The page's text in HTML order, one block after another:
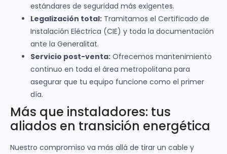
estándares de seguridad más exigentes.
Legalización total: Tramitamos el Certificado de
Instalación Eléctrica (CIE) y toda la documentación
ante la Generalitat.
Servicio post-venta: Ofrecemos mantenimiento
continuo en toda el área metropolitana para
asegurar que tu equipo funcione como el primer
día.
Más que instaladores: tus
aliados en transición energética
Nuestro compromiso va más allá de tirar un cable y